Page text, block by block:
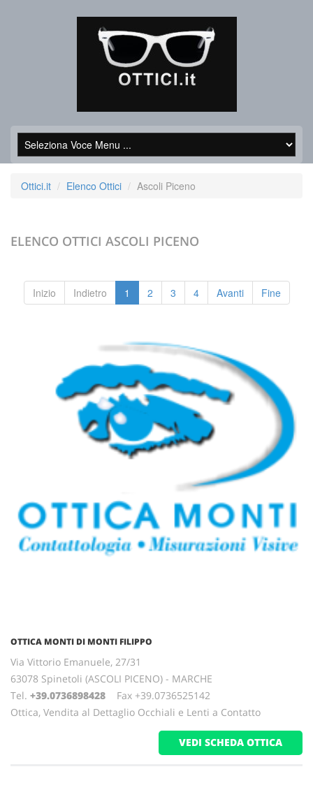
Ottici.it Elenco Ottici Ascoli Piceno
ELENCO OTTICI ASCOLI PICENO
Inizio Indietro 1 2 3 4 Avanti Fine
OTTICA MONTI DI MONTI FILIPPO
Via Vittorio Emanuele, 27/31
63078 Spinetoli (ASCOLI PICENO) - MARCHE
Tel. +39.0736898428 Fax +39.0736525142
Ottica, Vendita al Dettaglio Occhiali e Lenti a Contatto
VEDI SCHEDA OTTICA